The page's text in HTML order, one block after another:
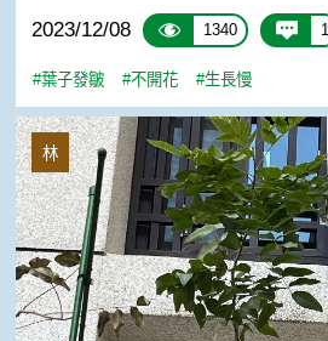
2023/12/08 1340 1
#葉子發皺 #不開花 #生長慢
我的南非樹紫藤不開花～日照不足
林